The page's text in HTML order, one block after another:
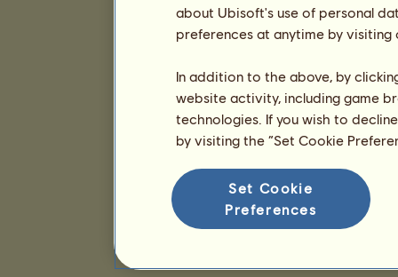
about Ubisoft's use of personal
preferences at anytime by
In addition to the above, by
website activity, including game
technologies. If you wish to
by visiting the “Set Cookie
Set Cookie
Preferences